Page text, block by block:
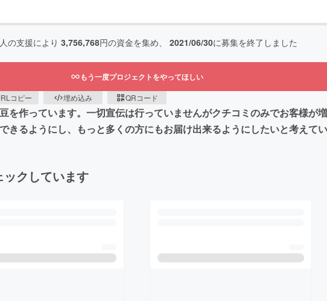
人の支援により 3,756,768円の資金を集め、 2021/06/30に募集を終了しました
もう一度プロジェクトをやってほしい
コピー 埋め込み QRコード
を作っています。一切宣伝は行っていませんがクチコミのみでお客様が
るようにし、もっと多くの方にもお届け出来るようにしたいと考えてい
クしています